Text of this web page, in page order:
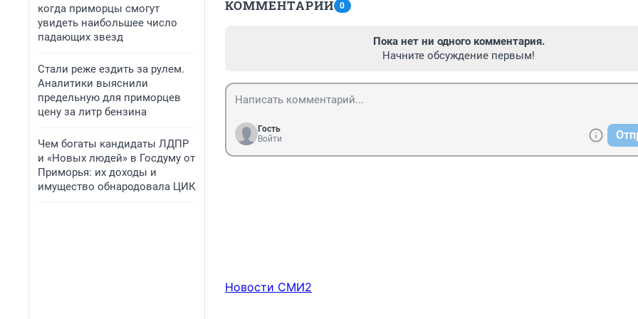
когда приморцы смогут
увидеть наибольшее число
падающих звезд
Стали реже ездить за рулем.
Аналитики выяснили
предельную для приморцев
цену за литр бензина
Чем богаты кандидаты ЛДПР
и «Новых людей» в Госдуму от
Приморья: их доходы и
имущество обнародовала ЦИК
КОММЕНТАРИИ 0
Пока нет ни одного комментария.
Начните обсуждение первым!
Гость
Войти
Новости СМИ2